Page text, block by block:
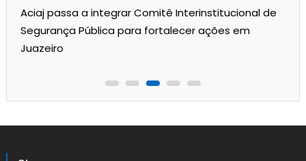
Aciaj passa a integrar Comitê Interinstitucional de
Segurança Pública para fortalecer ações em
Juazeiro